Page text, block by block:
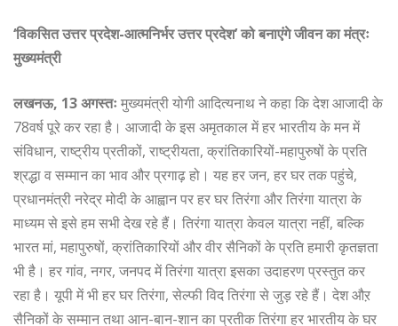
‘विकसित उत्तर प्रदेश-आत्मनिर्भर उत्तर प्रदेश’ को बनाएंगे जीवन का मंत्रः
मुख्यमंत्री
लखनऊ, 13 अगस्तः मुख्यमंत्री योगी आदित्यनाथ ने कहा कि देश आजादी के
78वर्ष पूरे कर रहा है। आजादी के इस अमृतकाल में हर भारतीय के मन में
संविधान, राष्ट्रीय प्रतीकों, राष्ट्रीयता, क्रांतिकारियों-महापुरुषों के प्रति
श्रद्धा व सम्मान का भाव और प्रगाढ़ हो। यह हर जन, हर घर तक पहुंचे,
प्रधानमंत्री नरेद्र मोदी के आह्वान पर हर घर तिरंगा और तिरंगा यात्रा के
माध्यम से इसे हम सभी देख रहे हैं। तिरंगा यात्रा केवल यात्रा नहीं, बल्कि
भारत मां, महापुरुषों, क्रांतिकारियों और वीर सैनिकों के प्रति हमारी कृतज्ञता
भी है। हर गांव, नगर, जनपद में तिरंगा यात्रा इसका उदाहरण प्रस्तुत कर
रहा है। यूपी में भी हर घर तिरंगा, सेल्फी विद तिरंगा से जुड़ रहे हैं। देश औऱ
सैनिकों के सम्मान तथा आन-बान-शान का प्रतीक तिरंगा हर भारतीय के घर